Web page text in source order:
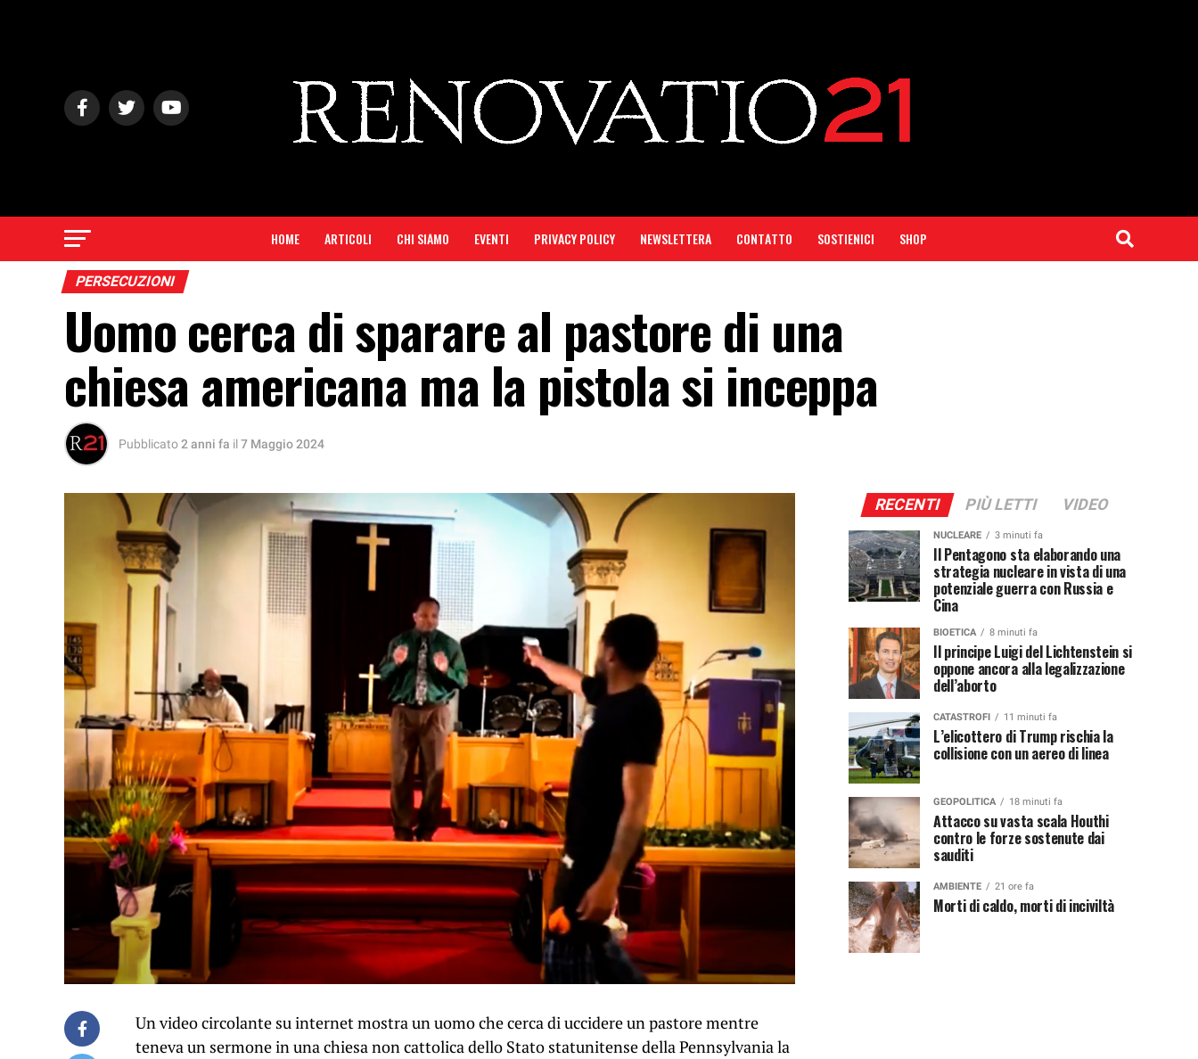
HOME ARTICOLI CHI SIAMO EVENTI PRIVACY POLICY NEWSLETTERA CONTATTO SOSTIENICI SHOP
PERSECUZIONI
Uomo cerca di sparare al pastore di una
chiesa americana ma la pistola si inceppa
Pubblicato2 anni fa il7 Maggio 2024
Un video circolante su internet mostra un uomo che cerca di uccidere un pastore mentre
teneva un sermone in una chiesa non cattolica dello Stato statunitense della Pennsylvania la
RECENTI PIÙ LETTI VIDEO
NUCLEARE 3 minuti fa
Il Pentagono sta elaborando una
strategia nucleare in vista di una
potenziale guerra con Russia e
Cina
BIOETICA 8 minuti fa
Il principe Luigi del Lichtenstein si
oppone ancora alla legalizzazione
dell’aborto
CATASTROFI 11 minuti fa
L’elicottero di Trump rischia la
collisione con un aereo di linea
GEOPOLITICA 18 minuti fa
Attacco su vasta scala Houthi
contro le forze sostenute dai
sauditi
AMBIENTE 21 ore fa
Morti di caldo, morti di inciviltà